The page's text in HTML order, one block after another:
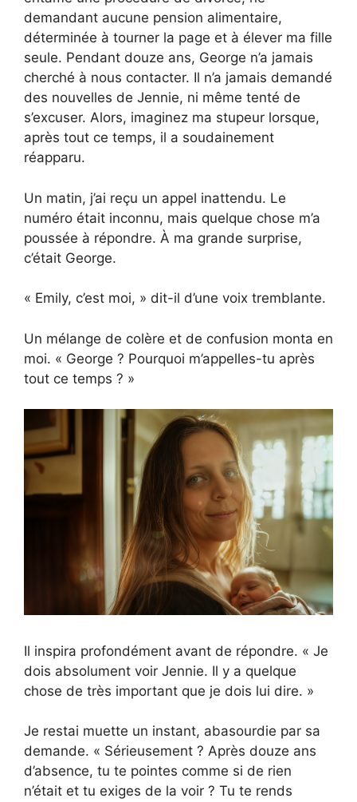
demandant aucune pension alimentaire,
déterminée à tourner la page et à élever ma fille
seule. Pendant douze ans, George n’a jamais
cherché à nous contacter. Il n’a jamais demandé
des nouvelles de Jennie, ni même tenté de
s’excuser. Alors, imaginez ma stupeur lorsque,
après tout ce temps, il a soudainement
réapparu.
Un matin, j’ai reçu un appel inattendu. Le
numéro était inconnu, mais quelque chose m’a
poussée à répondre. À ma grande surprise,
c’était George.
« Emily, c’est moi, » dit-il d’une voix tremblante.
Un mélange de colère et de confusion monta en
moi. « George ? Pourquoi m’appelles-tu après
tout ce temps ? »
Il inspira profondément avant de répondre. « Je
dois absolument voir Jennie. Il y a quelque
chose de très important que je dois lui dire. »
Je restai muette un instant, abasourdie par sa
demande. « Sérieusement ? Après douze ans
d’absence, tu te pointes comme si de rien
n’était et tu exiges de la voir ? Tu te rends